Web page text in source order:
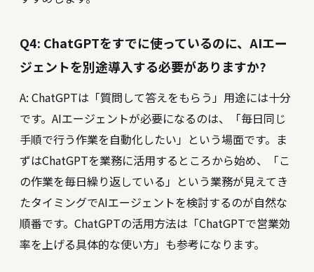
Q4: ChatGPTをすでに使っているのに、AIエー
ジェントを別途導入する必要がありますか?
A: ChatGPTは「質問して答えをもらう」用途には十分
です。AIエージェントが必要になるのは、「毎日同じ
手順で行う作業を自動化したい」という場面です。ま
ずはChatGPTを業務に活用するところから始め、「こ
の作業を毎日繰り返している」という業務が見えてき
たタイミングでAIエージェントを検討するのが自然な
順番です。 ChatGPTの活用方法は「ChatGPTで営業効
率を上げる具体的な使い方」も参考になります。